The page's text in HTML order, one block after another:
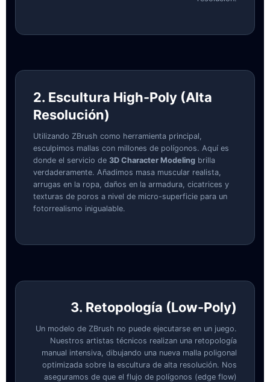
2. Escultura High-Poly (Alta
Resolución)
Utilizando ZBrush como herramienta principal,
esculpimos mallas con millones de polígonos. Aquí es
donde el servicio de 3D Character Modelingbrilla
verdaderamente. Añadimos masa muscular realista,
arrugas en la ropa, daños en la armadura, cicatrices y
texturas de poros a nivel de micro-superficie para un
fotorrealismo inigualable.
3. Retopología (Low-Poly)
Un modelo de ZBrush no puede ejecutarse en un juego.
Nuestros artistas técnicos realizan una retopología
manual intensiva, dibujando una nueva malla poligonal
optimizada sobre la escultura de alta resolución. Nos
aseguramos de que el flujo de polígonos (edge flow)